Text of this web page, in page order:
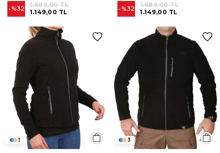
%32 1.149,00 TL
1.689,00 TL
%32 1.149,00 TL
1.689,00 TL
1 3